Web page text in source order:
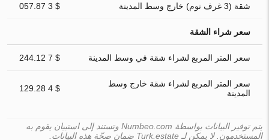
شقة (3 غرف نوم) خارج وسط المدينة $ 3 057.87
سعر شراء الشقة
سعر المتر المربع لشراء شقة في وسط المدينة $ 7 244.12
سعر المتر المربع لشراء شقة خارج وسط
المدينة
$ 4 129.28
يتم توفير البيانات بواسطة Numbeo.com وتستند إلى استبيان يقوم به
المستخدمون. لا يمكن لـ Turk.estate ضمان صحّة هذه البيانات.